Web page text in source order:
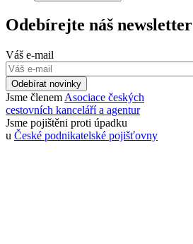
Odebírejte náš newsletter
Váš e-mail
Odebírat novinky
Jsme členem Asociace českých
cestovních kanceláří a agentur
Jsme pojištěni proti úpadku
u České podnikatelské pojišťovny